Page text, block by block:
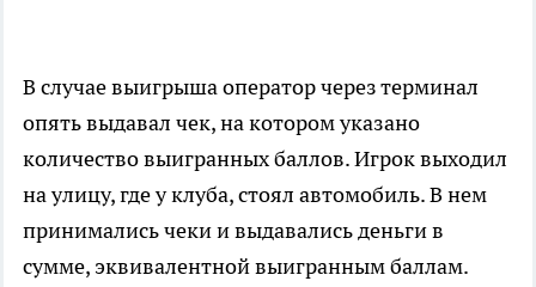
В случае выигрыша оператор через терминал
опять выдавал чек, на котором указано
количество выигранных баллов. Игрок выходил
на улицу, где у клуба, стоял автомобиль. В нем
принимались чеки и выдавались деньги в
сумме, эквивалентной выигранным баллам.